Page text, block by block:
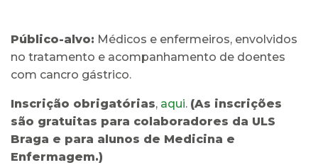
Público-alvo: Médicos e enfermeiros, envolvidos
no tratamento e acompanhamento de doentes
com cancro gástrico.
Inscrição obrigatórias, aqui. (As inscrições
são gratuitas para colaboradores da ULS
Braga e para alunos de Medicina e
Enfermagem.)